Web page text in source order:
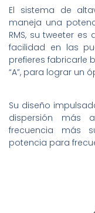
El sistema de
maneja una
RMS, su tweeter
facilidad en las
prefieres fabricarle
“A”, para lograr un
Su diseño
dispersión más
frecuencia más
potencia para